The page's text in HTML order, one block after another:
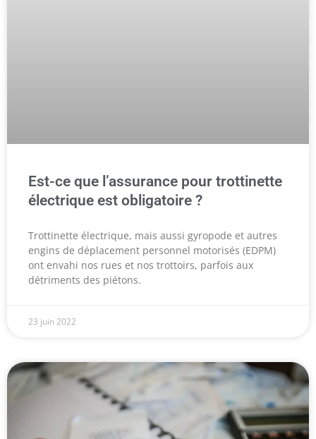
Est-ce que l’assurance pour trottinette
électrique est obligatoire ?
Trottinette électrique, mais aussi gyropode et autres
engins de déplacement personnel motorisés (EDPM)
ont envahi nos rues et nos trottoirs, parfois aux
détriments des piétons.
23 juin 2022